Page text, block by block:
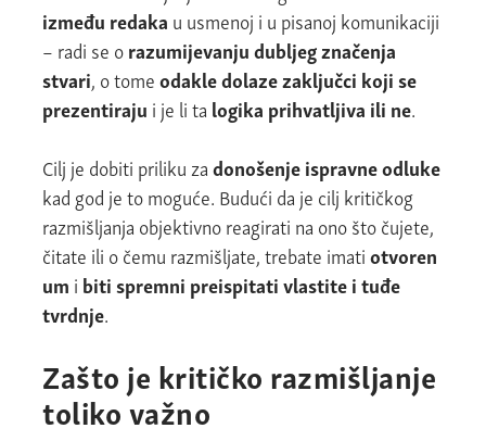
između redaka u usmenoj i u pisanoj komunikaciji
– radi se orazumijevanju dubljeg značenja
stvari, o tomeodakle dolaze zaključci koji se
prezentiraju i je li ta logika prihvatljiva ili ne.
Cilj je dobiti priliku zadonošenje ispravne odluke
kad god je to moguće. Budući da je cilj kritičkog
razmišljanja objektivno reagirati na ono što čujete,
čitate ili o čemu razmišljate, trebate imatiotvoren
um i biti spremni preispitati vlastite i tuđe
tvrdnje.
Zašto je kritičko razmišljanje
toliko važno